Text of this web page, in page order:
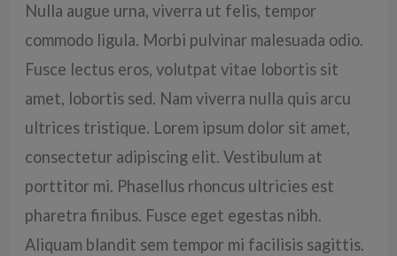
Nulla augue urna, viverra ut felis, tempor
commodo ligula. Morbi pulvinar malesuada odio.
Fusce lectus eros, volutpat vitae lobortis sit
amet, lobortis sed. Nam viverra nulla quis arcu
ultrices tristique. Lorem ipsum dolor sit amet,
consectetur adipiscing elit. Vestibulum at
porttitor mi. Phasellus rhoncus ultricies est
pharetra finibus. Fusce eget egestas nibh.
Aliquam blandit sem tempor mi facilisis sagittis.